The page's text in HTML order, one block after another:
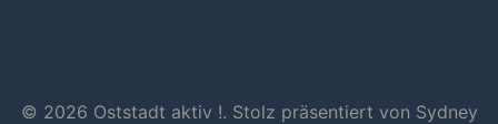
© 2026 Oststadt aktiv !. Stolz präsentiert von Sydney